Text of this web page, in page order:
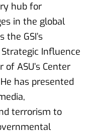
hub for
in the global
GSI’s
Influence
ASU’s Center
has presented
terrorism to